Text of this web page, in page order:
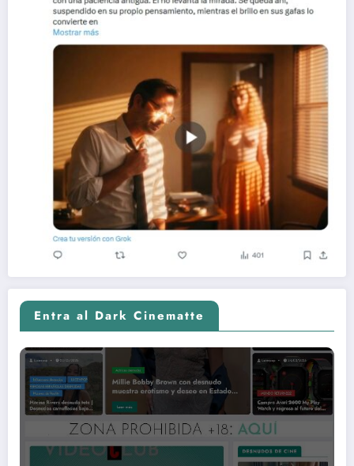
Entra al Dark Cinematte